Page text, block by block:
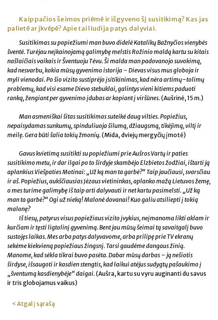
Kaip pačios šeimos priėmė ir išgyveno šį susitikimą? Kas jas
palietė ar įkvėpė? Apie tai liudija patys dalyviai.
Susitikimas su popiežiumi man buvo didelė Katalikų Bažnyčios vienybės
šventė. Turėjau neįkainojamą galimybę melstis Rožinio maldą kartu su kitais
našlaičiais vaikais ir Šventuoju Tėvu. Ši malda man padovanojo suvokimą,
kad nesvarbu, kokia mūsų gyvenimo istorija – Dievas visus mus globoja ir
myli vienodai. Po šio vizito sustiprėjo įsitikinimas, kad nėra artimų–tolimų
problemų, kad visi esame Dievo stebuklai, galintys vieni kitiems paduoti
ranką, žengiant per gyvenimo įdubas ar kopiant į viršūnes. (Aušrinė, 15 m.)
Man asmeniškai šitas susitikimas suteikė daug vilties. Popiežius,
nepaisydamas sunkumų, spinduliuoja šilumą, džiaugsmą, tikėjimą, viltį ir
meilę. Gera būti šalia tokių žmonių. (Mida, dviejų mergyčių įmotė)
Gavus kvietimą susitikti su popiežiumi prie Aušros Vartų ir paties
susitikimo metu, ir dar ilgai po to širdyje skambėjo Elzbietos žodžiai, ištarti ją
aplankius Viešpaties Motinai: „Už ką man ta garbė?“ Taip jaučiausi, svarsčiau
ir aš. Popiežius, aukščiausias Jėzaus vietininkas, aplanko mažą Lietuvos žemę,
o mes turime galimybę iš taip arti dalyvauti ir net kartu pasimelsti. „Už ką
man ta garbė?“ Ogi už nieką! Malonė dovanai! Kuo galiu atsiliepti į tokią
malonę?
Iš tiesų, patyrus visus popiežiaus vizito įvykius, neįmanoma likti aklam ir
kurčiam ir tęsti ligtolinį gyvenimą. Bent jau mūsų šeimai tą savaitgalį buvo
sustojęs laikas. Mes arba patys dalyvavome, arba prilipę prie TV ekranų
sekėme kiekvieną popiežiaus žingsnį. Tarsi gaudėme dangaus žinią.
Manome, kad sėkla tikrai buvo pasėta. Dabar mūsų darbas – ją nešiotis
širdyse, išsaugoti ir kasdien stengtis, kad laikui atėjus sudygtų pašaukimo į
„šventumą kasdienybėje“ daigai. (Aušra, kartu su vyru auginanti du savus
ir tris globojamus vaikus)
< Atgal į sąrašą